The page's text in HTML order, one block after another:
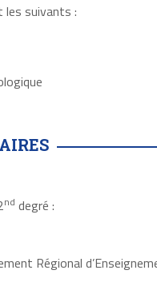
les suivants :
nd degré :
Régional